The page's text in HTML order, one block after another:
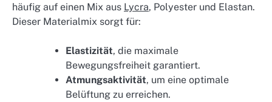
häufig auf einen Mix aus Lycra, Polyester und Elastan.
Dieser Materialmix sorgt für:
Elastizität, die maximale
Bewegungsfreiheit garantiert.
Atmungsaktivität, um eine optimale
Belüftung zu erreichen.